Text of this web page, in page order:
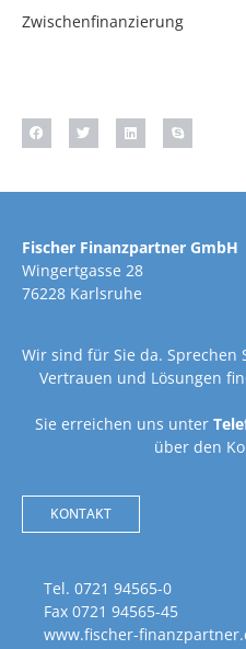
Zwischenfinanzierung
Fischer Finanzpartner GmbH
Wingertgasse 28
76228 Karlsruhe
Wir sind für Sie da. Sprechen
Vertrauen und Lösungen
Sie erreichen uns unter
über den
KONTAKT
Tel. 0721 94565-0
Fax 0721 94565-45
www.fischer-